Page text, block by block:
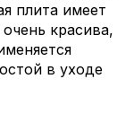
плита имеет
красива,
в уходе